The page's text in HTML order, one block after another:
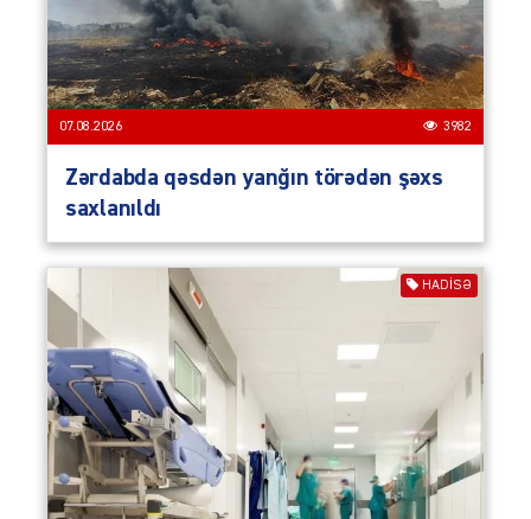
07.08.2026 3982
Zərdabda qəsdən yanğın törədən şəxs
saxlanıldı
HADISƏ